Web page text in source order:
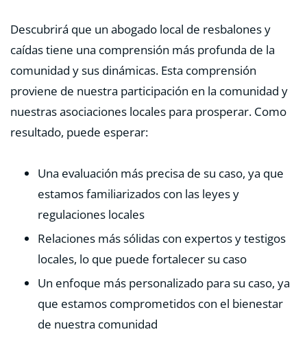
Descubrirá que un abogado local de resbalones y
caídas tiene una comprensión más profunda de la
comunidad y sus dinámicas. Esta comprensión
proviene de nuestra participación en la comunidad y
nuestras asociaciones locales para prosperar. Como
resultado, puede esperar:
Una evaluación más precisa de su caso, ya que
estamos familiarizados con las leyes y
regulaciones locales
Relaciones más sólidas con expertos y testigos
locales, lo que puede fortalecer su caso
Un enfoque más personalizado para su caso, ya
que estamos comprometidos con el bienestar
de nuestra comunidad